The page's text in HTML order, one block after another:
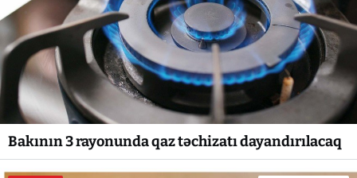
Bakının 3 rayonunda qaz təchizatı dayandırılacaq